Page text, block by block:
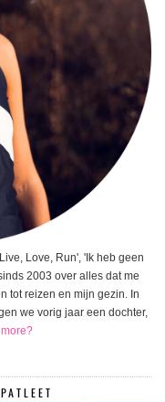
Love, Run', 'Ik heb geen
2003 over alles dat me
tot reizen en mijn gezin. In
we vorig jaar een dochter,